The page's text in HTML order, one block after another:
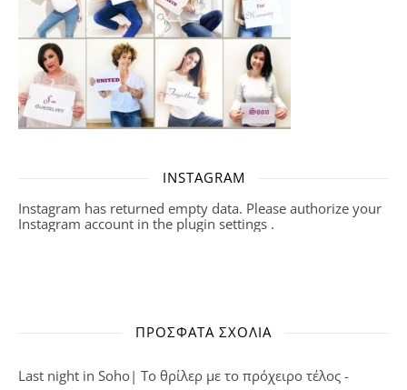
INSTAGRAM
Instagram has returned empty data. Please authorize your
Instagram account in the plugin settings .
ΠΡΌΣΦΑΤΑ ΣΧΌΛΙΑ
Last night in Soho| Το θρίλερ με το πρόχειρο τέλος -